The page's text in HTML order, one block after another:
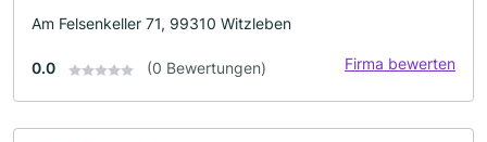
Am Felsenkeller 71, 99310 Witzleben
0.0 (0 Bewertungen) Firma bewerten